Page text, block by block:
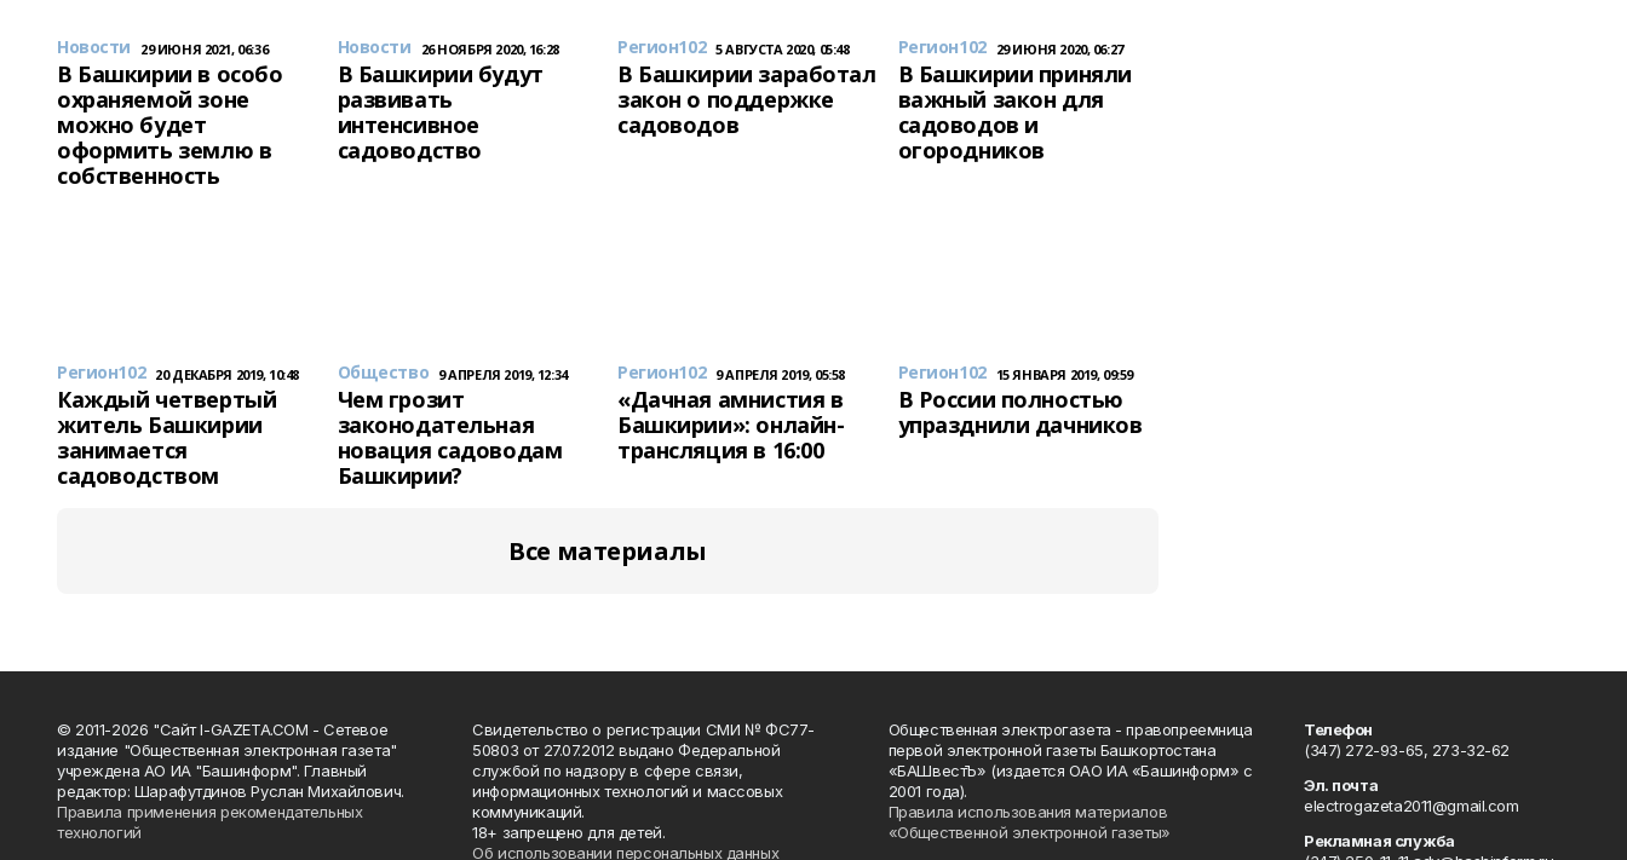
Новости 29 ИЮНЯ 2021, 06:36
В Башкирии в особо
охраняемой зоне
можно будет
оформить землю в
собственность
Новости 26 НОЯБРЯ 2020, 16:28
В Башкирии будут
развивать
интенсивное
садоводство
Регион102 5 АВГУСТА 2020, 05:48
В Башкирии заработал
закон о поддержке
садоводов
Регион102 29 ИЮНЯ 2020, 06:27
В Башкирии приняли
важный закон для
садоводов и
огородников
Регион102 20 ДЕКАБРЯ 2019, 10:48
Каждый четвертый
житель Башкирии
занимается
садоводством
Общество 9 АПРЕЛЯ 2019, 12:34
Чем грозит
законодательная
новация садоводам
Башкирии?
Регион102 9 АПРЕЛЯ 2019, 05:58
«Дачная амнистия в
Башкирии»: онлайн-
трансляция в 16:00
Регион102 15 ЯНВАРЯ 2019, 09:59
В России полностью
упразднили дачников
Все материалы
© 2011-2026 "Сайт I-GAZETA.COM - Сетевое
издание "Общественная электронная газета"
учреждена АО ИА "Башинформ". Главный
редактор: Шарафутдинов Руслан Михайлович.
Правила применения рекомендательных
технологий
Свидетельство о регистрации СМИ № ФС77-
50803 от 27.07.2012 выдано Федеральной
службой по надзору в сфере связи,
информационных технологий и массовых
коммуникаций.
18+ запрещено для детей.
Об использовании персональных данных
Общественная электрогазета - правопреемница
первой электронной газеты Башкортостана
«БАШвестЪ» (издается ОАО ИА «Башинформ» с
2001 года).
Правила использования материалов
«Общественной электронной газеты»
Телефон
(347) 272-93-65, 273-32-62
Эл. почта
electrogazeta2011@gmail.com
Рекламная служба